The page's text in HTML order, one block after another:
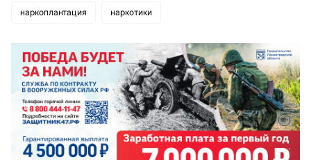
наркоплантация наркотики